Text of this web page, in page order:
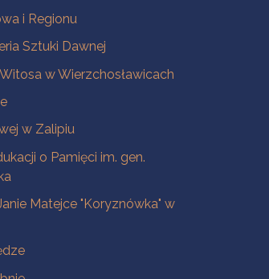
i Regionu
Sztuki Dawnej
w Wierzchosławicach
w Zalipiu
o Pamięci im. gen.
Matejce "Koryznówka" w